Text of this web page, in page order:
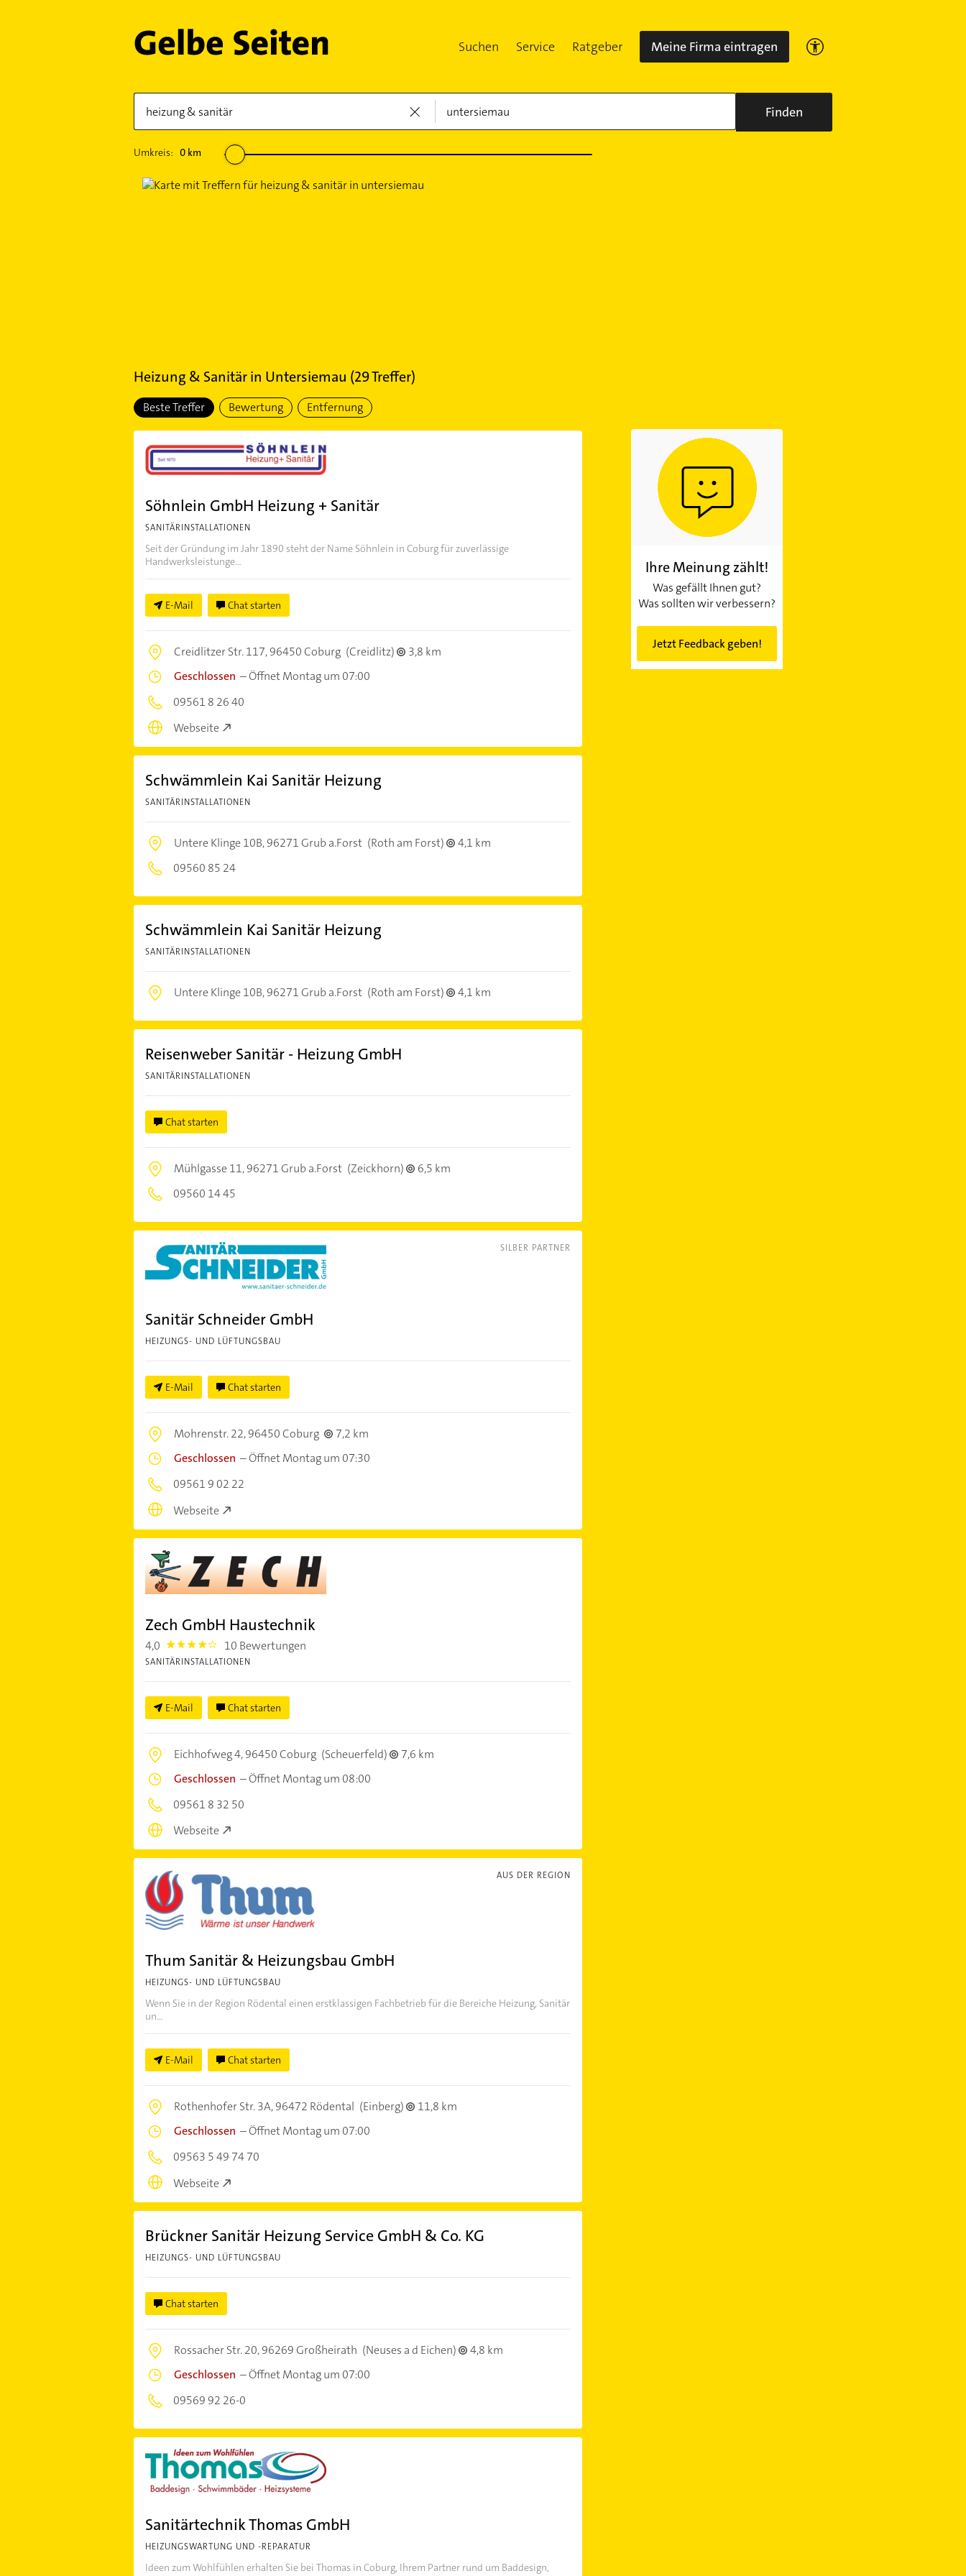
Suchen Service Ratgeber Meine Firma eintragen
Finden
Umkreis: 0km
Heizung & Sanitärin Untersiemau (29Treffer)
Beste Treffer Bewertung Entfernung
Söhnlein GmbH Heizung + Sanitär
SANITÄRINSTALLATIONEN
Seit der Gründung im Jahr 1890 steht der Name Söhnlein in Coburg für zuverlässige
Handwerksleistunge...
E-Mail Chat starten
Creidlitzer Str. 117,96450 Coburg (Creidlitz)
3,8 km
Geschlossen –Öffnet Montag um 07:00
09561 8 26 40
Webseite
Schwämmlein Kai Sanitär Heizung
SANITÄRINSTALLATIONEN
Untere Klinge 10B,96271 Grub a.Forst (Roth am Forst)
4,1 km
09560 85 24
Schwämmlein Kai Sanitär Heizung
SANITÄRINSTALLATIONEN
Untere Klinge 10B,96271 Grub a.Forst (Roth am Forst) 4,1 km
Reisenweber Sanitär - Heizung GmbH
SANITÄRINSTALLATIONEN
Chat starten
Mühlgasse 11,96271 Grub a.Forst (Zeickhorn)
6,5 km
09560 14 45
SILBER PARTNER
Sanitär Schneider GmbH
HEIZUNGS- UND LÜFTUNGSBAU
E-Mail Chat starten
Mohrenstr. 22,96450 Coburg
7,2 km
Geschlossen –Öffnet Montag um 07:30
09561 9 02 22
Webseite
Zech GmbH Haustechnik
4,0 4.0 10 Bewertungen
SANITÄRINSTALLATIONEN
E-Mail Chat starten
Eichhofweg 4,96450 Coburg (Scheuerfeld)
7,6 km
Geschlossen –Öffnet Montag um 08:00
09561 8 32 50
Webseite
AUS DER REGION
Thum Sanitär & Heizungsbau GmbH
HEIZUNGS- UND LÜFTUNGSBAU
Wenn Sie in der Region Rödental einen erstklassigen Fachbetrieb für die Bereiche Heizung, Sanitär
un...
E-Mail Chat starten
Rothenhofer Str. 3A,96472 Rödental (Einberg)
11,8 km
Geschlossen –Öffnet Montag um 07:00
09563 5 49 74 70
Webseite
Brückner Sanitär Heizung Service GmbH & Co. KG
HEIZUNGS- UND LÜFTUNGSBAU
Chat starten
Rossacher Str. 20,96269 Großheirath (Neuses a d Eichen)
4,8 km
Geschlossen –Öffnet Montag um 07:00
09569 92 26-0
Sanitärtechnik Thomas GmbH
HEIZUNGSWARTUNG UND -REPARATUR
Ideen zum Wohlfühlen erhalten Sie bei Thomas in Coburg, Ihrem Partner rund um Baddesign,
Ihre Meinung zählt!
Was gefällt Ihnen gut?
Was sollten wir verbessern?
Jetzt Feedback geben!